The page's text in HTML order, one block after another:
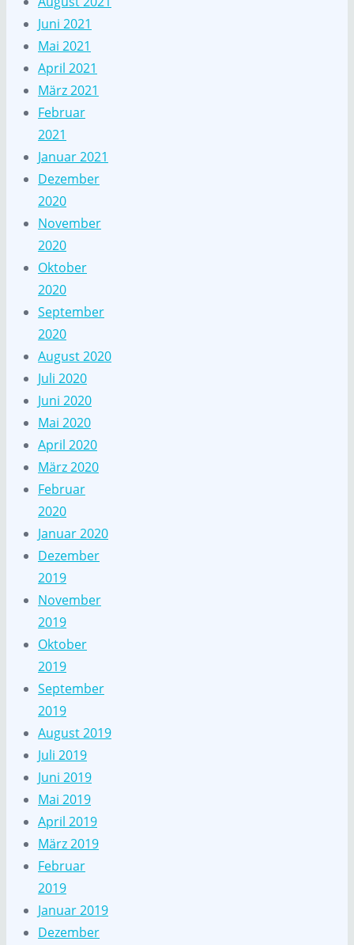
Juni 2021
Mai 2021
April 2021
März 2021
Februar
2021
Januar 2021
Dezember
2020
November
2020
Oktober
2020
September
2020
August 2020
Juli 2020
Juni 2020
Mai 2020
April 2020
März 2020
Februar
2020
Januar 2020
Dezember
2019
November
2019
Oktober
2019
September
2019
August 2019
Juli 2019
Juni 2019
Mai 2019
April 2019
März 2019
Februar
2019
Januar 2019
Dezember